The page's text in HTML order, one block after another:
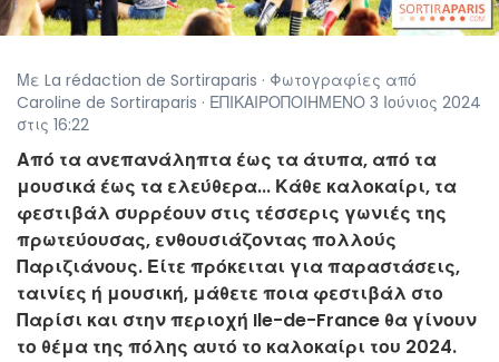
Με La rédaction de Sortiraparis · Φωτογραφίες από
Caroline de Sortiraparis · ΕΠΙΚΑΙΡΟΠΟΙΗΜΕΝΟ 3 Ιούνιος 2024
στις 16:22
Από τα ανεπανάληπτα έως τα άτυπα, από τα
μουσικά έως τα ελεύθερα... Κάθε καλοκαίρι, τα
φεστιβάλ συρρέουν στις τέσσερις γωνιές της
πρωτεύουσας, ενθουσιάζοντας πολλούς
Παριζιάνους. Είτε πρόκειται για παραστάσεις,
ταινίες ή μουσική, μάθετε ποια φεστιβάλ στο
Παρίσι και στην περιοχή Ile-de-France θα γίνουν
το θέμα της πόλης αυτό το καλοκαίρι του 2024.